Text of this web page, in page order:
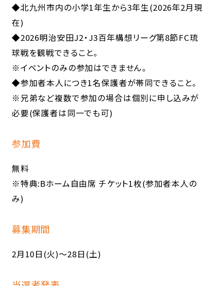
◆北九州市内の小学1年生から3年生(2026年2月現
在)
◆2026明治安田J2・J3百年構想リーグ第8節FC琉
球戦を観戦できること。
※イベントのみの参加はできません。
◆参加者本人につき1名保護者が帯同できること。
※兄弟など複数で参加の場合は個別に申し込みが
必要(保護者は同一でも可)
参加費
無料
※特典:Bホーム自由席 チケット1枚(参加者本人の
み)
募集期間
2月10日(火)～28日(土)